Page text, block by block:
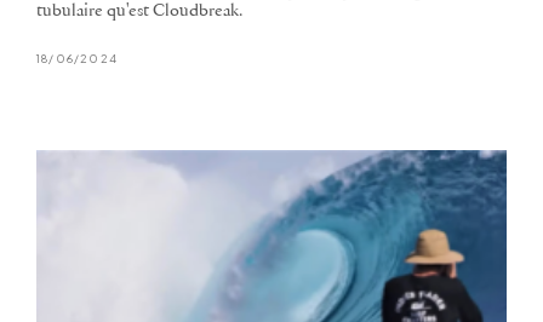
tubulaire qu'est Cloudbreak.
18/06/2024